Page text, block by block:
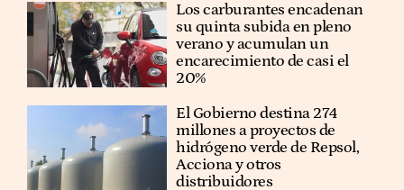
Los carburantes encadenan
su quinta subida en pleno
verano y acumulan un
encarecimiento de casi el
20%
El Gobierno destina 274
millones a proyectos de
hidrógeno verde de Repsol,
Acciona y otros
distribuidores